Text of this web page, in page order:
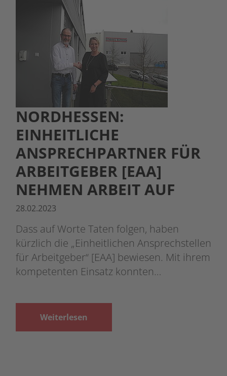
NORDHESSEN:
EINHEITLICHE
ANSPRECHPARTNER FÜR
ARBEITGEBER [EAA]
NEHMEN ARBEIT AUF
28.02.2023
Dass auf Worte Taten folgen, haben
kürzlich die „Einheitlichen Ansprechstellen
für Arbeitgeber“ [EAA] bewiesen. Mit ihrem
kompetenten Einsatz konnten…
Weiterlesen